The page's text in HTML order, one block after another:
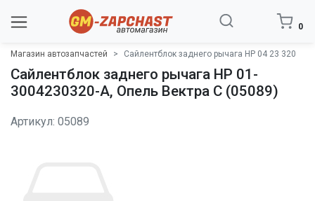
0
Магазин автозапчастей Сайлентблок заднего рычага HP 04 23 320
Сайлентблок заднего рычага HP 01-
3004230320-A, Опель Вектра C (05089)
Артикул: 05089